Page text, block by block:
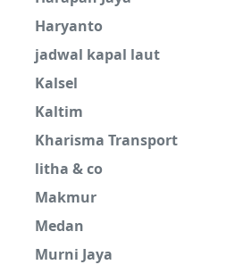
Haryanto
jadwal kapal laut
Kalsel
Kaltim
Kharisma Transport
litha & co
Makmur
Medan
Murni Jaya